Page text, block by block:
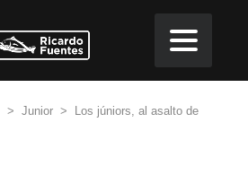
> Junior >
Los júniors, al asalto de